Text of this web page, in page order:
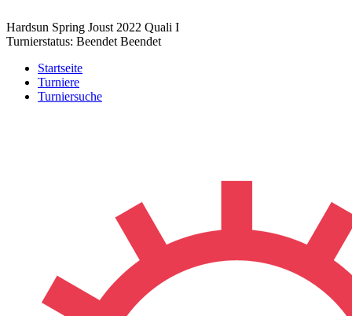
Hardsun Spring Joust 2022 Quali I
Turnierstatus: Beendet Beendet
Startseite
Turniere
Turniersuche